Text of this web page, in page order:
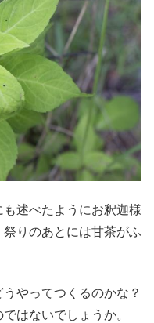
述べたようにお釈迦様
りのあとには甘茶がふ
やってつくるのかな？
はないでしょうか。